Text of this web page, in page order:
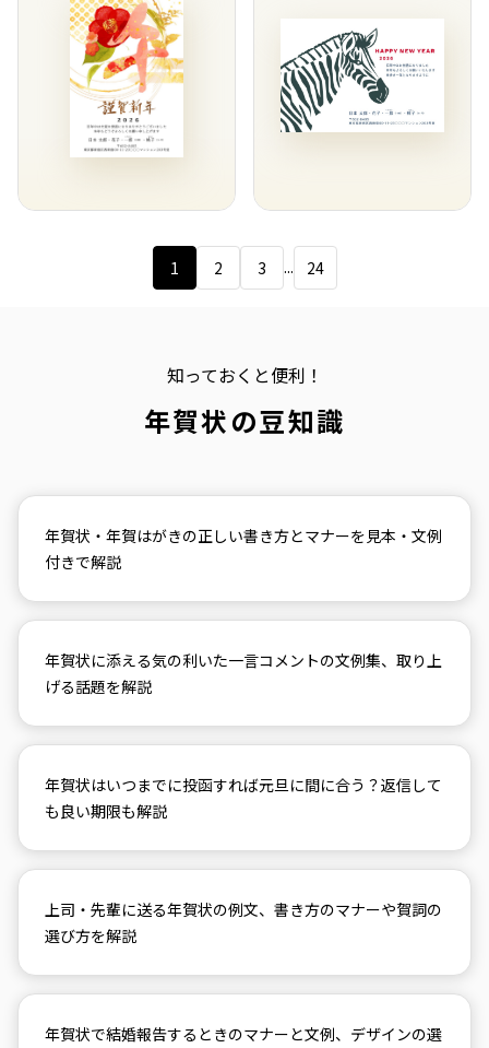
1 2 3 ... 24
知っておくと便利！
年賀状の豆知識
年賀状・年賀はがきの正しい書き方とマナーを見本・文例
付きで解説
年賀状に添える気の利いた一言コメントの文例集、取り上
げる話題を解説
年賀状はいつまでに投函すれば元旦に間に合う？返信して
も良い期限も解説
上司・先輩に送る年賀状の例文、書き方のマナーや賀詞の
選び方を解説
年賀状で結婚報告するときのマナーと文例、デザインの選